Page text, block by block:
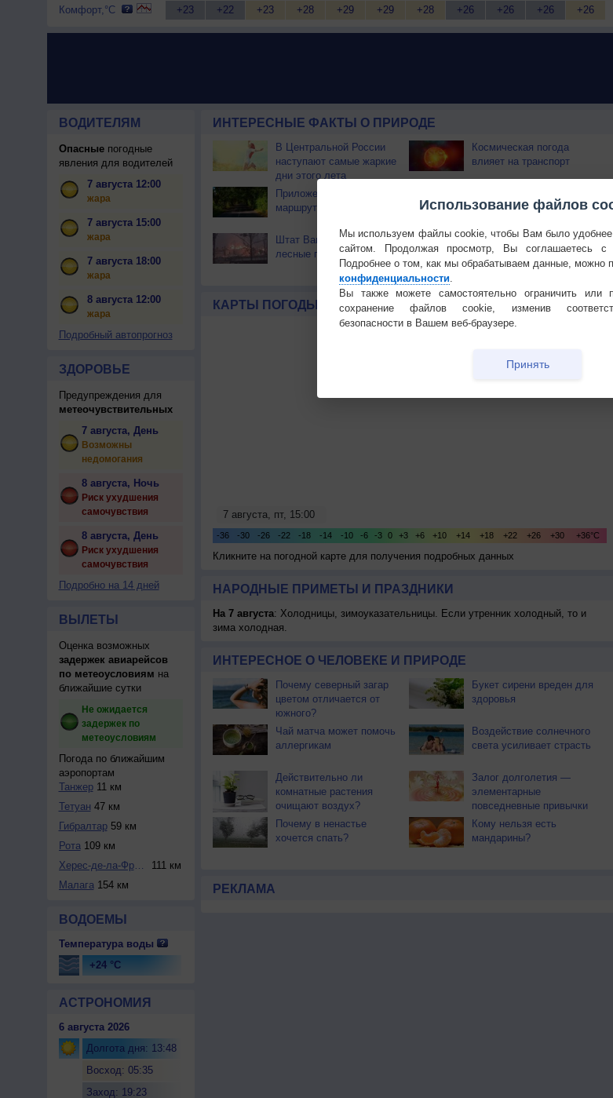
Комфорт,°C
+23
+22
+23
+28
+29
+29
+28
+26
+26
+26
+26
ВОДИТЕЛЯМ
Опасныепогодные
явления для водителей
7 августа 12:00
жара
7 августа 15:00
жара
7 августа 18:00
жара
8 августа 12:00
жара
Подробный автопрогноз
ЗДОРОВЬЕ
Предупреждения для
метеочувствительных
7 августа, День
Возможны
недомогания
8 августа, Ночь
Риск ухудшения
самочувствия
8 августа, День
Риск ухудшения
самочувствия
Подробно на 14 дней
ВЫЛЕТЫ
Оценка возможных
задержек авиарейсов
по метеоусловиям на
ближайшие сутки
Не ожидается
задержек по
метеоусловиям
Погода по ближайшим
аэропортам
Танжер11 км
Тетуан 47 км
Гибралтар59 км
Рота109 км
Херес-де-ла-Фронт...
111 км
Малага154 км
ВОДОЕМЫ
Температура воды
+24 °C
АСТРОНОМИЯ
6 августа 2026
Долгота дня: 13:48
Восход: 05:35
Заход: 19:23
ИНТЕРЕСНЫЕ ФАКТЫ О ПРИРОДЕ
В Центральной России
наступают самые жаркие
дни этого лета
Космическая погода
влияет на транспорт
Приложение построит
маршрут через тень
морские волны тепла
Штат Вашингтон охватили
лесные пожары
КАРТЫ ПОГОДЫ Температура Облачность Осадки
Кликните на погодной карте для получения подробных данных
НАРОДНЫЕ ПРИМЕТЫ И ПРАЗДНИКИ
На 7 августа: Холодницы, зимоуказательницы. Если утренник холодный, то и
зима холодная.
ИНТЕРЕСНОЕ О ЧЕЛОВЕКЕ И ПРИРОДЕ
Почему северный загар
цветом отличается от
южного?
Букет сирени вреден для
здоровья
Чай матча может помочь
аллергикам
Воздействие солнечного
света усиливает страсть
Действительно ли
комнатные растения
очищают воздух?
Залог долголетия —
элементарные
повседневные привычки
Почему в ненастье
хочется спать?
Кому нельзя есть
мандарины?
РЕКЛАМА
Использование файлов
Мы используем файлы cookie, чтобы Вам было удобнее
сайтом. Продолжая просмотр, Вы соглашаетесь с
Подробнее о том, как мы обрабатываем данные, можно
конфиденциальности.
Вы также можете самостоятельно ограничить или
сохранение файлов cookie, изменив
безопасности в Вашем веб-браузере.
Принять